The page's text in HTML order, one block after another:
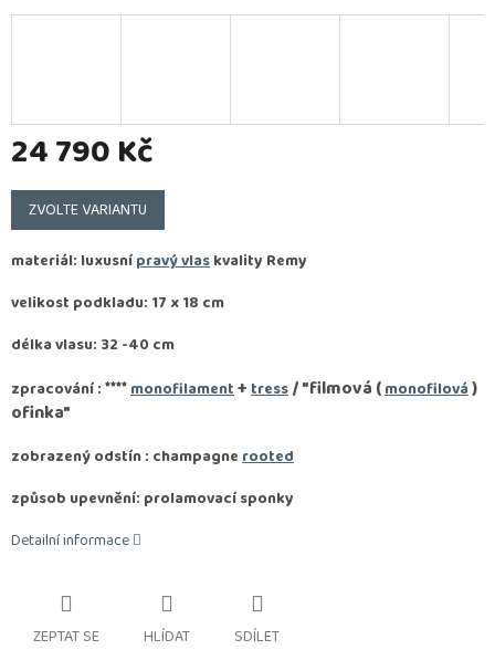
24 790 Kč
Měrná
cena:
ZVOLTE VARIANTU
materiál: luxusnípravý vlaskvality Remy
velikost podkladu: 17 x 18 cm
délka vlasu: 32 -40 cm
zpracování :****monofilament+tress/ "filmová (monofilová)
ofinka"
zobrazený odstín : champagnerooted
způsob upevnění: prolamovací sponky
Detailní informace
ZEPTAT SE HLÍDAT SDÍLET